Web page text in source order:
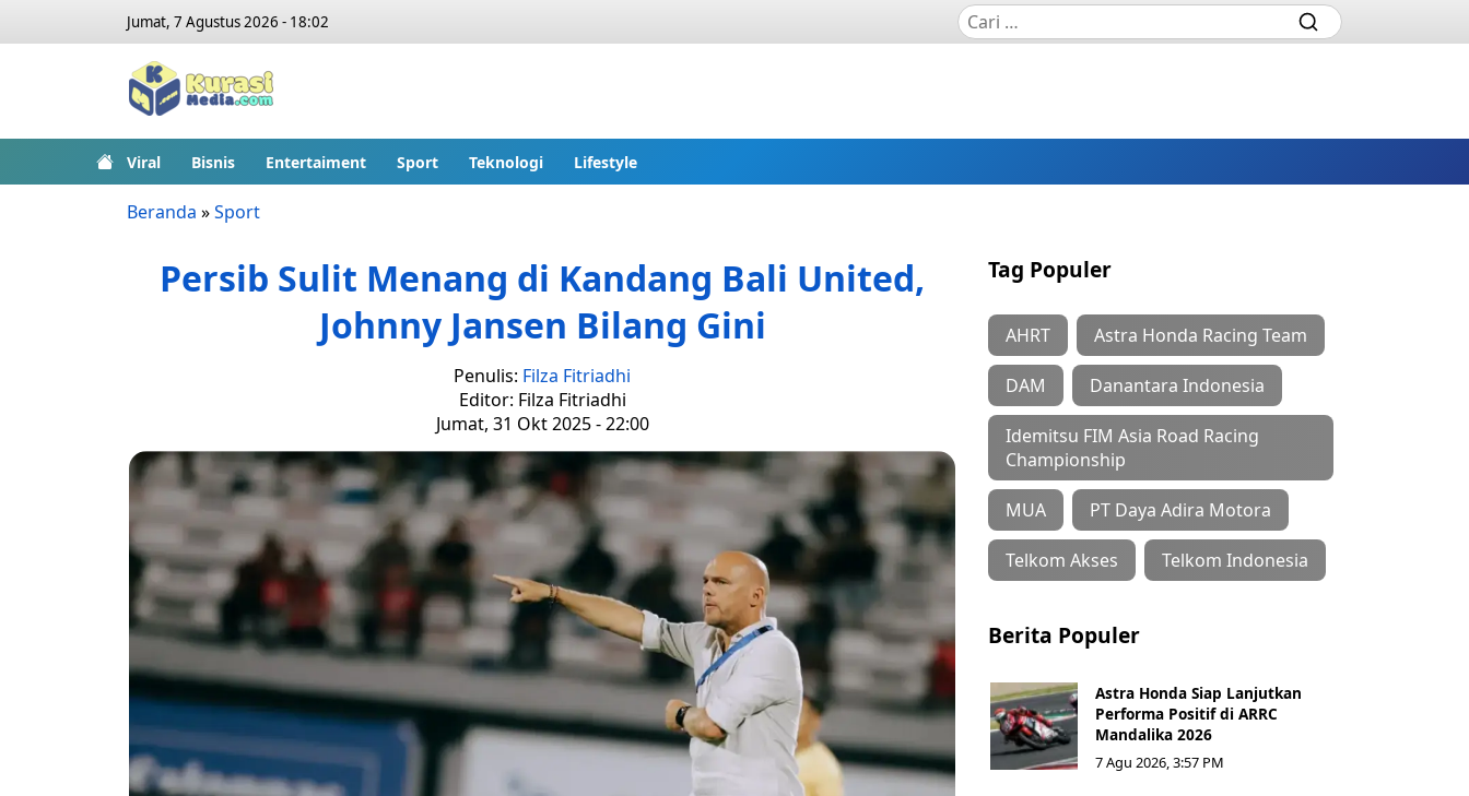
Jumat, 7 Agustus 2026 - 18:02
Viral Bisnis Entertaiment Sport Teknologi Lifestyle
Beranda »Sport
Persib Sulit Menang di Kandang Bali United,
Johnny Jansen Bilang Gini
Penulis: Filza Fitriadhi
Editor: Filza Fitriadhi
Jumat, 31 Okt 2025 - 22:00
Tag Populer
AHRT Astra Honda Racing Team
DAM Danantara Indonesia
Idemitsu FIM Asia Road Racing
Championship
MUA PT Daya Adira Motora
Telkom Akses Telkom Indonesia
Berita Populer
Astra Honda Siap Lanjutkan
Performa Positif di ARRC
Mandalika 2026
7 Agu 2026, 3:57 PM